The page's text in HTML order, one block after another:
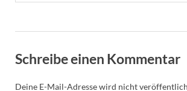
Schreibe einen Kommentar
Deine E-Mail-Adresse wird nicht